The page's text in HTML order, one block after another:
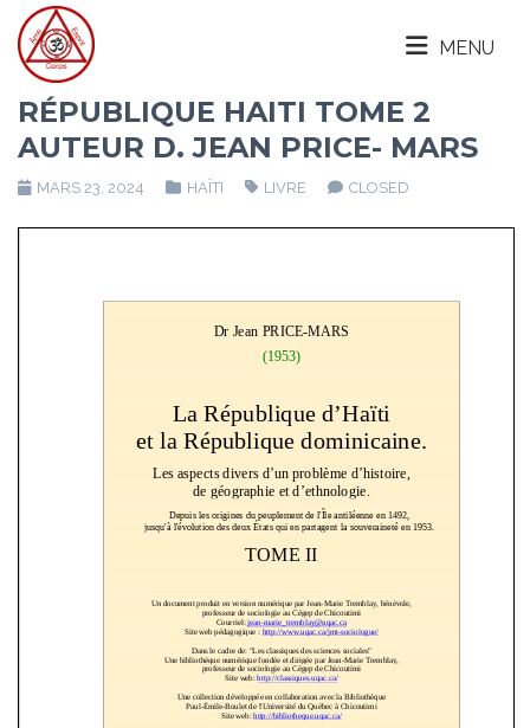
MENU
RÉPUBLIQUE HAITI TOME 2
AUTEUR D. JEAN PRICE- MARS
MARS 23, 2024 HAÏTI LIVRE CLOSED